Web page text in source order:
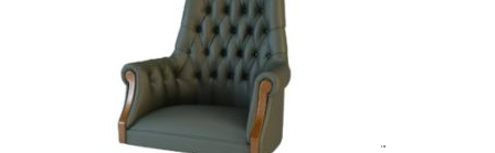
Art&Moble 01012B Кресло руковод�...